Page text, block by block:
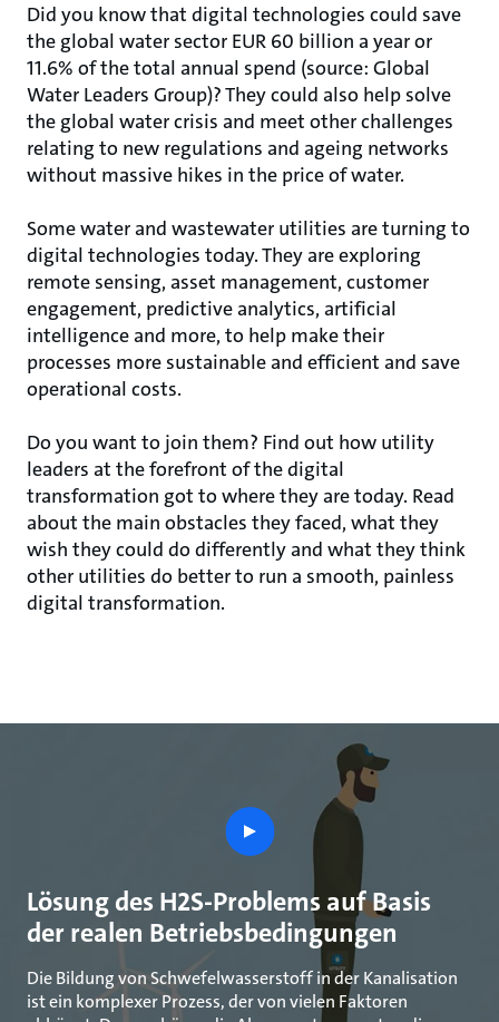
Did you know that digital technologies could save
the global water sector EUR 60 billion a year or
11.6% of the total annual spend (source: Global
Water Leaders Group)? They could also help solve
the global water crisis and meet other challenges
relating to new regulations and ageing networks
without massive hikes in the price of water.
Some water and wastewater utilities are turning to
digital technologies today. They are exploring
remote sensing, asset management, customer
engagement, predictive analytics, artificial
intelligence and more, to help make their
processes more sustainable and efficient and save
operational costs.
Do you want to join them? Find out how utility
leaders at the forefront of the digital
transformation got to where they are today. Read
about the main obstacles they faced, what they
wish they could do differently and what they think
other utilities do better to run a smooth, painless
digital transformation.
Lösung des H2S-Problems auf Basis
der realen Betriebsbedingungen
Die Bildung von Schwefelwasserstoff in der Kanalisation
ist ein komplexer Prozess, der von vielen Faktoren
play
button